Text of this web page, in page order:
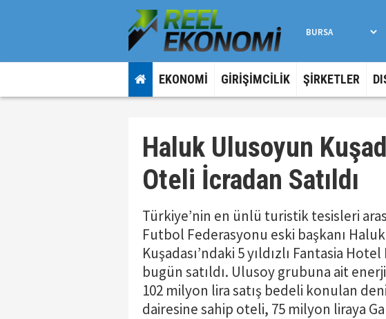
EKONOMİ GİRİŞİMCİLİK ŞİRKETLER
Haluk Ulusoyun
Oteli İcradan Satıldı
Türkiye’nin en ünlü turistik tesisleri
Futbol Federasyonu eski başkanı
Kuşadası’ndaki 5 yıldızlı Fantasia
bugün satıldı. Ulusoy grubuna ait
102 milyon lira satış bedeli konulan
dairesine sahip oteli, 75 milyon liraya